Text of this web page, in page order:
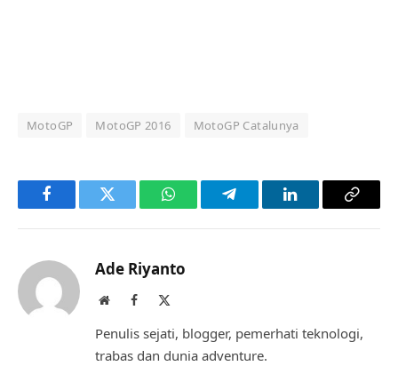
MotoGP MotoGP 2016 MotoGP Catalunya
FacebookTwitter WhatsAppTelegramLinkedInCopy
Ade Riyanto
WebsiteFacebook
Penulis sejati, blogger, pemerhati teknologi,
trabas dan dunia adventure.